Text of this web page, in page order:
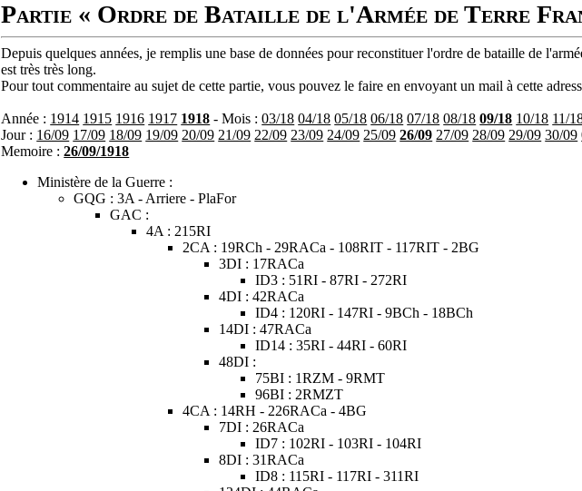
Partie « Ordre de Bataille de l'Armée de Terre
Depuis quelques années, je remplis une base de données pour reconstituer l'ordre de bataille de
est très très long.
Pour tout commentaire au sujet de cette partie, vous pouvez le faire en envoyant un mail à cette
Année : 1914 1915 1916 1917 1918 - Mois :03/18 04/18 05/18 06/18 07/18 08/18 09/18 10/18 11/
Jour : 16/09 17/09 18/09 19/09 20/09 21/09 22/09 23/09 24/09 25/09 26/09 27/09 28/09 29/09 30/09
Memoire :26/09/1918
Ministère de la Guerre :
GQG : 3A - Arriere - PlaFor
GAC :
4A : 215RI
2CA : 19RCh - 29RACa - 108RIT - 117RIT - 2BG
3DI : 17RACa
ID3 : 51RI - 87RI - 272RI
4DI : 42RACa
ID4 : 120RI - 147RI - 9BCh - 18BCh
14DI : 47RACa
ID14 : 35RI - 44RI - 60RI
48DI :
75BI : 1RZM - 9RMT
96BI : 2RMZT
4CA : 14RH - 226RACa - 4BG
7DI : 26RACa
ID7 : 102RI - 103RI - 104RI
8DI : 31RACa
ID8 : 115RI - 117RI - 311RI